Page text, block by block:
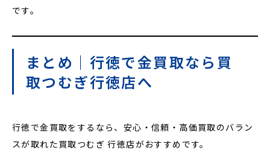
です。
まとめ｜行徳で金買取なら買
取つむぎ行徳店へ
行徳で金買取をするなら、安心・信頼・高価買取のバラン
スが取れた買取つむぎ 行徳店がおすすめです。